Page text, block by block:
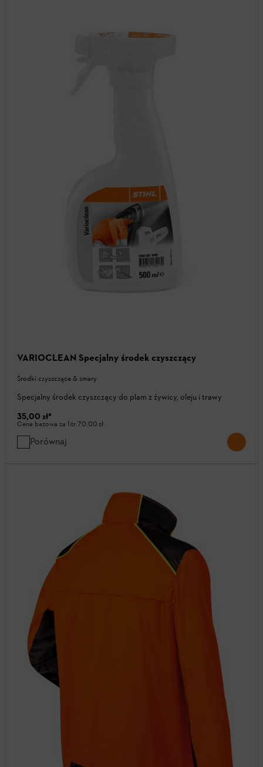
VARIOCLEAN Specjalny środek czyszczący
Środki czyszczące & smary
Specjalny środek czyszczący do plam z żywicy, oleju i trawy
35,00 zł*
Cena bazowa za litr70,00 zł
Porównaj